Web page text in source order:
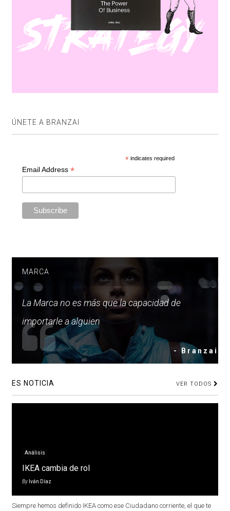
ÚNETE A BRANZAI
* indicates required
Email Address *
MARCA
La Marca no es más que la capacidad de
importarle a alguien
- Branzai
ES NOTICIA VER TODOS
Análisis
IKEA cambia de rol
By Iván Díaz
Siempre hemos definido IKEA como ese Ciudadano corriente, el que te